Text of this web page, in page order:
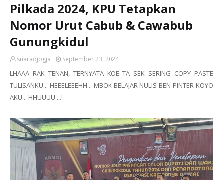
Pilkada 2024, KPU Tetapkan
Nomor Urut Cabub & Cawabub
Gunungkidul
suaradjogja September 23, 2024
LHAAA RAK TENAN, TERNYATA KOE TA SEK SERING COPY PASTE
TULISANKU... HEEELEEEHH... MBOK BELAJAR NULIS BEN PINTER KOYO
AKU... HHUUUU....!